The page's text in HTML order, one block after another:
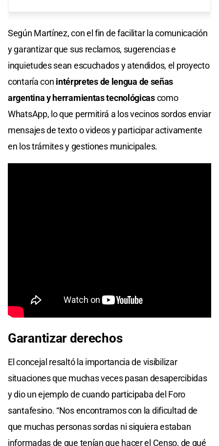
Según Martínez, con el fin de facilitar la comunicación
y garantizar que sus reclamos, sugerencias e
inquietudes sean escuchados y atendidos, el proyecto
contaría con intérpretes de lengua de señas
argentina y herramientas tecnológicascomo
WhatsApp, lo que permitirá a los vecinos sordos enviar
mensajes de texto o videos y participar activamente
en los trámites y gestiones municipales.
Garantizar derechos
El concejal resaltó la importancia de visibilizar
situaciones que muchas veces pasan desapercibidas
y dio un ejemplo de cuando participaba del Foro
santafesino. “Nos encontramos con la dificultad de
que muchas personas sordas ni siquiera estaban
informadas de que tenían que hacer el Censo, de qué